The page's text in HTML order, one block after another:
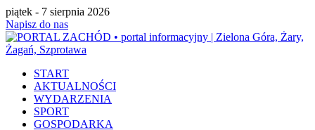
piątek - 7 sierpnia 2026
Napisz do nas
START
AKTUALNOŚCI
WYDARZENIA
SPORT
GOSPODARKA